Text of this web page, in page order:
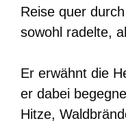
Reise quer
sowohl radelte,
Er erwähnt die
er dabei
Hitze,